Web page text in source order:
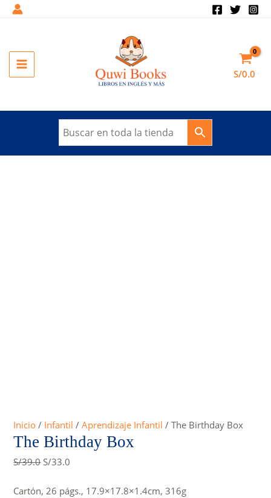
MAIN
S/0.0
Inicio / Infantil /Aprendizaje Infantil / The Birthday Box
The Birthday Box
S/39.0 Original
was:
S/33.0
is:
Cartón, 26 págs., 17.9×17.8×1.4cm, 316g